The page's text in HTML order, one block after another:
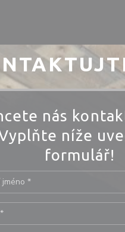
cookies
nás
níže
formulář!